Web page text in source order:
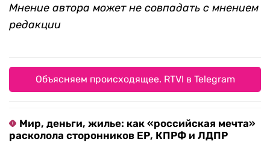
Мнение автора может не совпадать с мнением
редакции
Объясняем происходящее. RTVI в Telegram
Мир, деньги, жилье: как «российская мечта»
расколола сторонников ЕР, КПРФ и ЛДПР